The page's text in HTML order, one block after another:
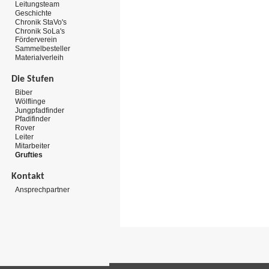
Leitungsteam
Geschichte
Chronik StaVo's
Chronik SoLa's
Förderverein
Sammelbesteller
Materialverleih
Die Stufen
Biber
Wölflinge
Jungpfadfinder
Pfadifinder
Rover
Leiter
Mitarbeiter
Grufties
Kontakt
Ansprechpartner